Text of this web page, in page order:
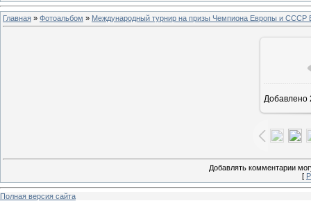
Главная » Фотоальбом » Международный турнир на призы Чемпиона Европы и СССР
В
Добавлено
Добавлять комментарии
[
Полная версия сайта